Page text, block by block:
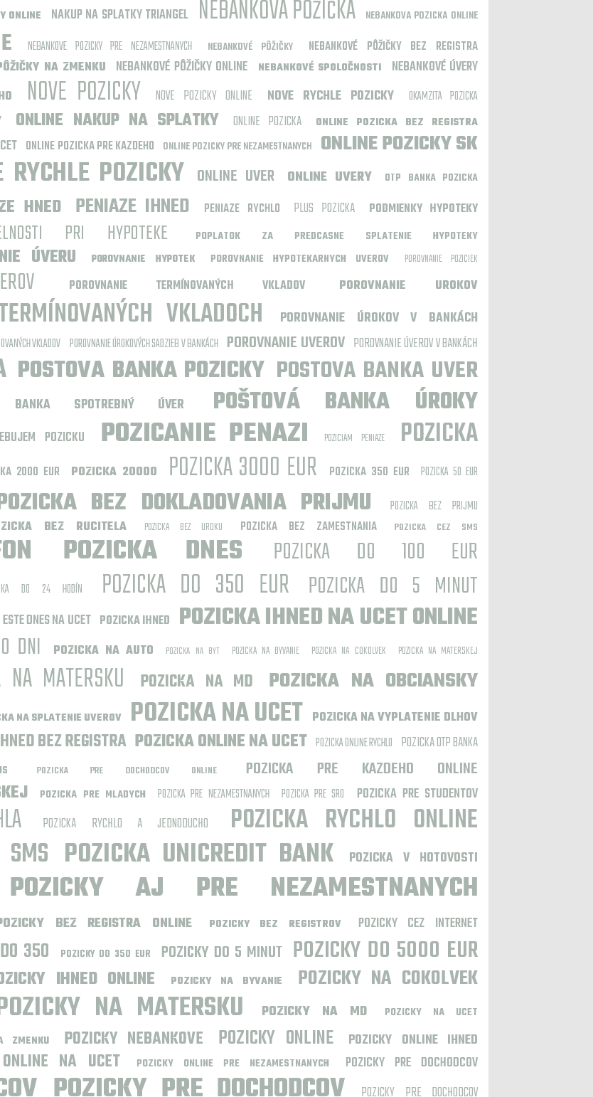
ONLINE NAKUP NA SPLATKY TRIANGEL NEBANKOVÁ PÔŽIČKA NEBANKOVA POZICKA ONLINE
NEBANKOVE POZICKY PRE NEZAMESTNANYCH NEBANKOVÉ PÔŽIČKY NEBANKOVÉ PÔŽIČKY BEZ REGISTRA
NA ZMENKU NEBANKOVÉ PÔŽIČKY ONLINE NEBANKOVÉ SPOLOČNOSTI
NEBANKOVÉ ÚVERY
NOVE POZICKY NOVE POZICKY ONLINE NOVE RYCHLE POZICKY OKAMZITA POZICKA
ONLINE NAKUP NA SPLATKY ONLINE POZICKA ONLINE POZICKA BEZ REGISTRA
ONLINE POZICKA PRE KAZDEHO ONLINE POZICKY PRE NEZAMESTNANYCH ONLINE POZICKY SK
RYCHLE POZICKY ONLINE UVER ONLINE UVERY OTP BANKA POZICKA
HNED PENIAZE IHNED PENIAZE RYCHLO PLUS POZICKA
PODMIENKY HYPOTEKY
PRI HYPOTEKE POPLATOK ZA PREDCASNE SPLATENIE HYPOTEKY
ÚVERU POROVNANIE HYPOTEK POROVNANIE HYPOTEKARNYCH UVEROV POROVNANIE POZICIEK
POROVNANIE TERMÍNOVANÝCH VKLADOV POROVNANIE UROKOV
VKLADOCH POROVNANIE ÚROKOV V BANKÁCH
VKLADOV POROVNANIE ÚROKOVÝCH SADZIEB V BANKÁCH POROVNANIE UVEROV POROVNANIE ÚVEROV V BANKÁCH
POSTOVA BANKA POZICKY POSTOVA BANKA UVER
BANKA SPOTREBNÝ ÚVER
POŠTOVÁ BANKA ÚROKY
POZICKU POZICANIE PENAZI POZICIAM PENIAZE POZICKA
2000 EUR POZICKA 20000 POZICKA 3000 EUR POZICKA 350 EUR POZICKA 50 EUR
BEZ DOKLADOVANIA PRIJMU POZICKA BEZ PRIJMU
BEZ RUCITELA POZICKA BEZ UROKU POZICKA BEZ ZAMESTNANIA POZICKA CEZ SMS
POZICKA DNES POZICKA DO 100 EUR
DO 24 HODÍN POZICKA DO 350 EUR POZICKA DO 5 MINUT
DNES NA UCET POZICKA IHNED POZICKA IHNED NA UCET ONLINE
DNI POZICKA NA AUTO POZICKA NA BYT POZICKA NA BYVANIE POZICKA NA COKOLVEK POZICKA NA MATERSKEJ
NA MATERSKU POZICKA NA MD POZICKA NA OBCIANSKY
NA SPLATENIE UVEROV POZICKA NA UCET POZICKA NA VYPLATENIE DLHOV
BEZ REGISTRA POZICKA ONLINE NA UCET POZICKA ONLINE RYCHLO POZICKA OTP BANKA
POZICKA PRE DOCHODCOV ONLINE
POZICKA PRE KAZDEHO ONLINE
POZICKA PRE MLADYCH POZICKA PRE NEZAMESTNANYCH POZICKA PRE SRO POZICKA PRE STUDENTOV
POZICKA RYCHLO A JEDNODUCHO POZICKA RYCHLO ONLINE
POZICKA UNICREDIT BANK POZICKA V HOTOVOSTI
POZICKY AJ PRE NEZAMESTNANYCH
BEZ REGISTRA ONLINE POZICKY BEZ REGISTROV
POZICKY CEZ INTERNET
350 POZICKY DO 350 EUR POZICKY DO 5 MINUT POZICKY DO 5000 EUR
IHNED ONLINE POZICKY NA BYVANIE POZICKY NA COKOLVEK
NA MATERSKU POZICKY NA MD POZICKY NA UCET
ZMENKU POZICKY NEBANKOVE POZICKY ONLINE POZICKY ONLINE IHNED
NA UCET POZICKY ONLINE PRE NEZAMESTNANYCH POZICKY PRE DOCHODCOV